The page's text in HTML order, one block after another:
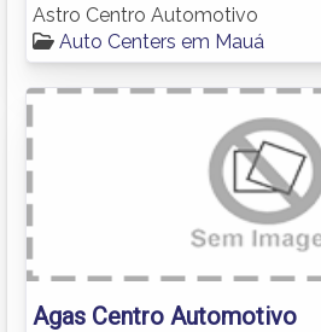
Astro Centro Automotivo
Auto Centers em Mauá
Agas Centro Automotivo